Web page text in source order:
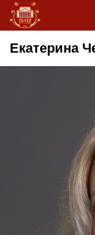
Екатерина